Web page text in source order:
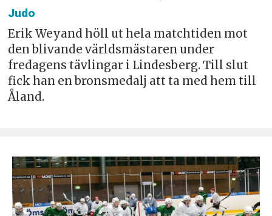
Judo
Erik Weyand höll ut hela matchtiden mot
den blivande världsmästaren under
fredagens tävlingar i Lindesberg. Till slut
fick han en bronsmedalj att ta med hem till
Åland.